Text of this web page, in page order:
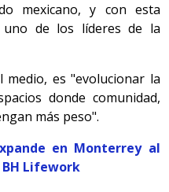
mexicano, y con esta
de los líderes de la
medio, es "evolucionar la
donde comunidad,
más peso".
en Monterrey al
Lifework